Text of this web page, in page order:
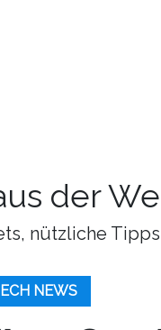
der
nützliche
NEWS